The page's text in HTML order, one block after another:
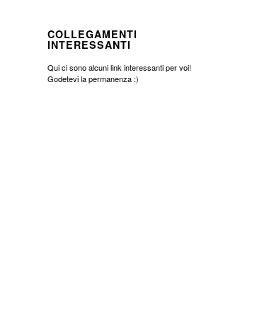
COLLEGAMENTI
INTERESSANTI
Qui ci sono alcuni link interessanti per voi!
Godetevi la permanenza :)